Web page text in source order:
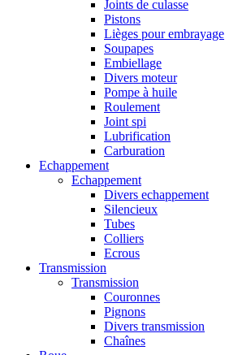
Joints de culasse
Pistons
Lièges pour embrayage
Soupapes
Embiellage
Divers moteur
Pompe à huile
Roulement
Joint spi
Lubrification
Carburation
Echappement
Echappement
Divers echappement
Silencieux
Tubes
Colliers
Ecrous
Transmission
Transmission
Couronnes
Pignons
Divers transmission
Chaînes